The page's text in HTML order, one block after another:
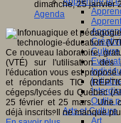
Outils
Arts et Culture
Art
dimanche, 25 janvier
Agenda
Ce nouveau laboratoire,
(VTÉ) sur l'utilisation des
l'éducation vous est
et répondants TIC
cégeps/lycées du Québec
25 février et 25 mars. Une
déjà inscrits. Il ne manque